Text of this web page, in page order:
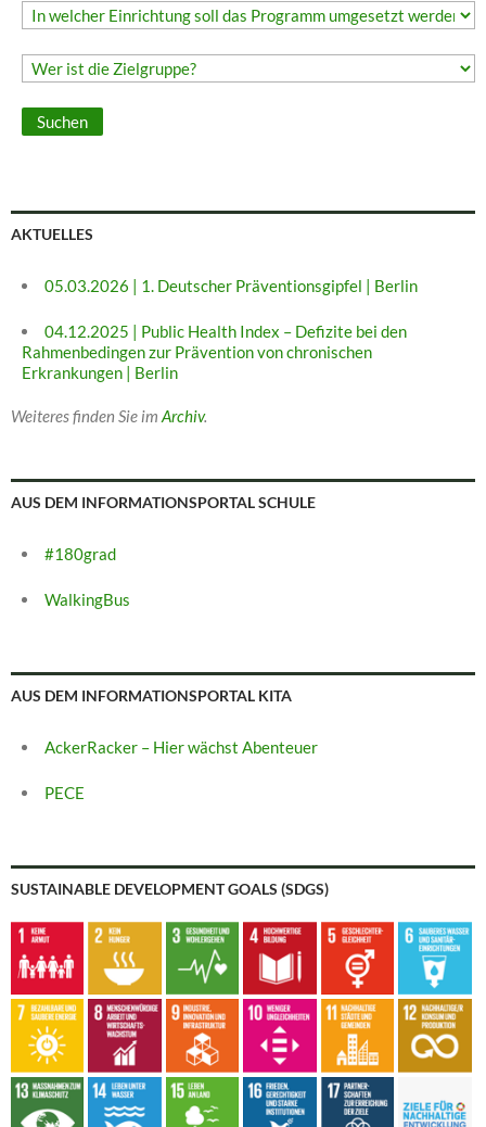
AKTUELLES
05.03.2026 | 1. Deutscher Präventionsgipfel | Berlin
04.12.2025 | Public Health Index – Defizite bei den
Rahmenbedingen zur Prävention von chronischen
Erkrankungen | Berlin
Weiteres finden Sie im Archiv.
AUS DEM INFORMATIONSPORTAL SCHULE
#180grad
WalkingBus
AUS DEM INFORMATIONSPORTAL KITA
AckerRacker – Hier wächst Abenteuer
PECE
SUSTAINABLE DEVELOPMENT GOALS (SDGS)